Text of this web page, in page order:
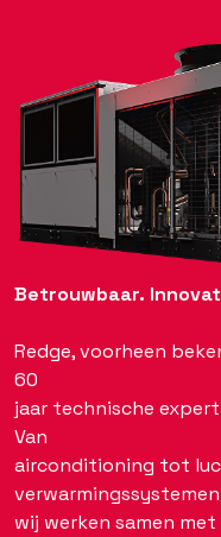
Betrouwbaar.
Redge, voorheen
60
jaar technische
Van
airconditioning tot
wij werken samen